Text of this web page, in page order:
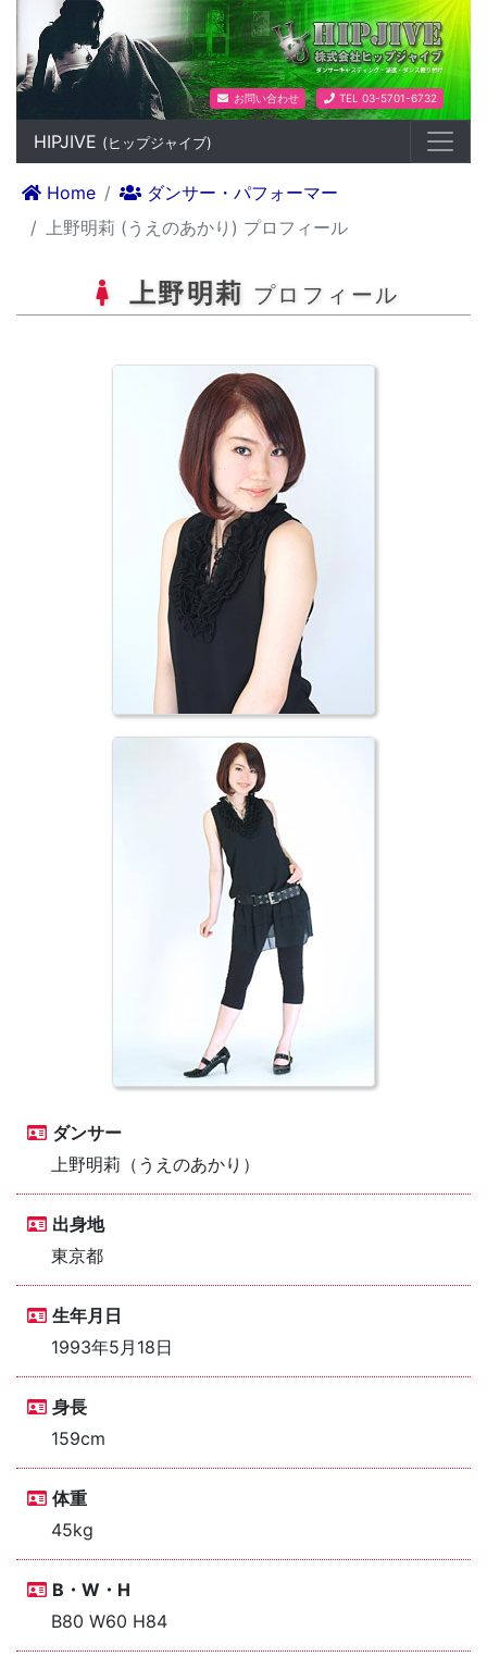
ダンスプロダクション
お問い合わせ TEL 03-5701-6732
HIPJIVE (ヒップジャイブ)
Home
ダンサー・パフォーマー
上野明莉 (うえのあかり) プロフィール
上野明莉 プロフィール
ダンサー
上野明莉（うえのあかり）
出身地
東京都
生年月日
1993年5月18日
身長
159cm
体重
45kg
B・W・H
B80 W60 H84